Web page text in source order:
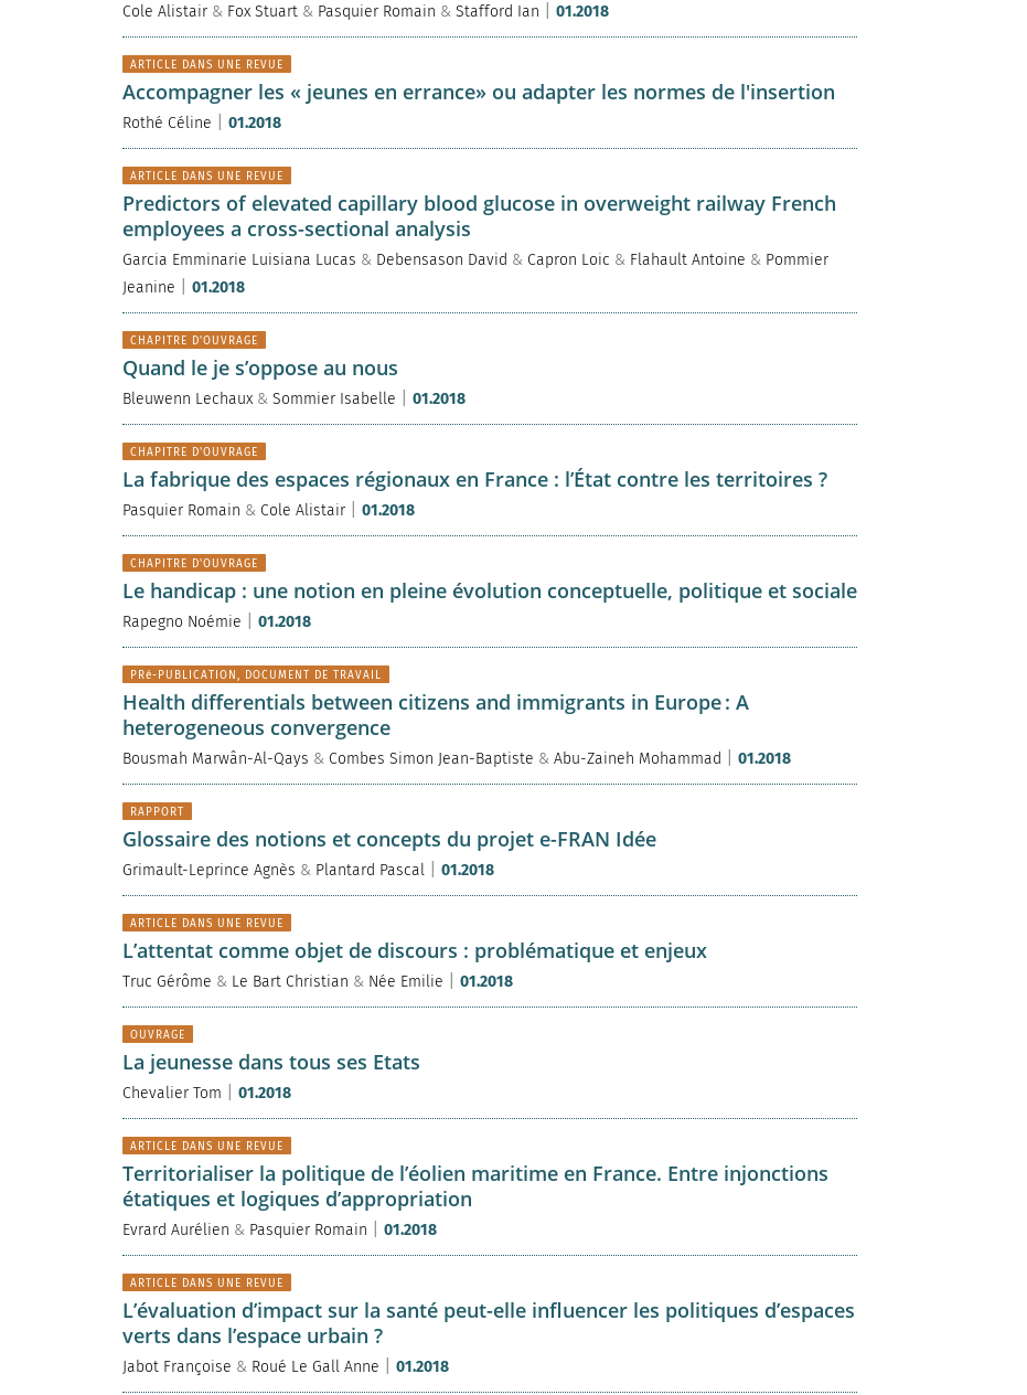
Cole Alistair& Fox Stuart& Pasquier Romain & Stafford Ian 01.2018
ARTICLE DANS UNE REVUE
Accompagner les « jeunes en errance» ou adapter les normes de l'insertion
Rothé Céline 01.2018
ARTICLE DANS UNE REVUE
Predictors of elevated capillary blood glucose in overweight railway French
employees a cross-sectional analysis
Garcia Emminarie Luisiana Lucas & Debensason David & Capron Loic & Flahault Antoine & Pommier
Jeanine
01.2018
CHAPITRE D'OUVRAGE
Quand le je s’oppose au nous
Bleuwenn Lechaux& Sommier Isabelle 01.2018
CHAPITRE D'OUVRAGE
La fabrique des espaces régionaux en France : l’État contre les territoires ?
Pasquier Romain & Cole Alistair| 01.2018
CHAPITRE D'OUVRAGE
Le handicap : une notion en pleine évolution conceptuelle, politique et sociale
Rapegno Noémie 01.2018
PRé-PUBLICATION, DOCUMENT DE TRAVAIL
Health differentials between citizens and immigrants in Europe : A
heterogeneous convergence
Bousmah Marwân-Al-Qays & Combes Simon Jean-Baptiste & Abu-Zaineh Mohammad 01.2018
RAPPORT
Glossaire des notions et concepts du projet e-FRAN Idée
Grimault-Leprince Agnès & Plantard Pascal 01.2018
ARTICLE DANS UNE REVUE
L’attentat comme objet de discours : problématique et enjeux
Truc Gérôme & Le Bart Christian & Née Emilie 01.2018
OUVRAGE
La jeunesse dans tous ses Etats
Chevalier Tom 01.2018
ARTICLE DANS UNE REVUE
Territorialiser la politique de l’éolien maritime en France. Entre injonctions
étatiques et logiques d’appropriation
Evrard Aurélien & Pasquier Romain 01.2018
ARTICLE DANS UNE REVUE
L’évaluation d’impact sur la santé peut-elle influencer les politiques d’espaces
verts dans l’espace urbain ?
Jabot Françoise & Roué Le Gall Anne 01.2018